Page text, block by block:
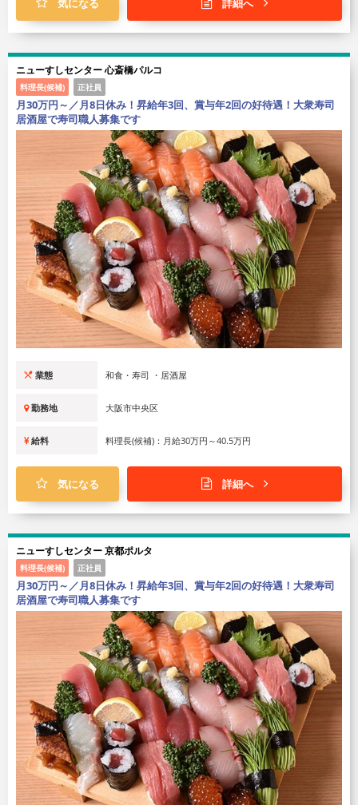
気になる 詳細へ
ニューすしセンター 心斎橋パルコ
料理長(候補) 正社員
月30万円～／月8日休み！昇給年3回、賞与年2回の好待遇！大衆寿司
居酒屋で寿司職人募集です
業態 和食・寿司 ・居酒屋
勤務地 大阪市中央区
給料 料理長(候補)：月給30万円～40.5万円
気になる 詳細へ
ニューすしセンター 京都ポルタ
料理長(候補) 正社員
月30万円～／月8日休み！昇給年3回、賞与年2回の好待遇！大衆寿司
居酒屋で寿司職人募集です